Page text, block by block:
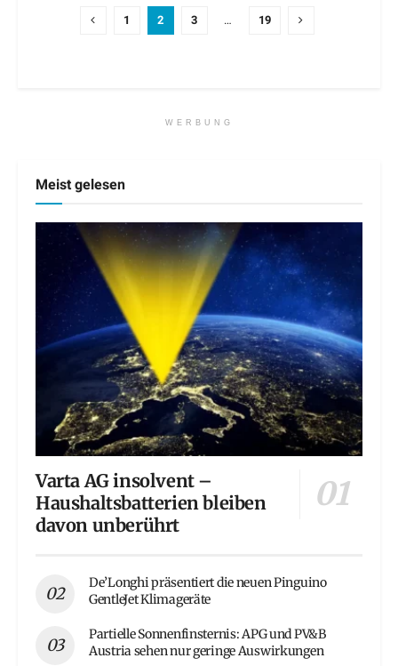
1 2 3 … 19
WERBUNG
Meist gelesen
Varta AG insolvent –
Haushaltsbatterien bleiben
davon unberührt
De’Longhi präsentiert die neuen Pinguino
GentleJet Klimageräte
Partielle Sonnenfinsternis: APG und PV&B
Austria sehen nur geringe Auswirkungen